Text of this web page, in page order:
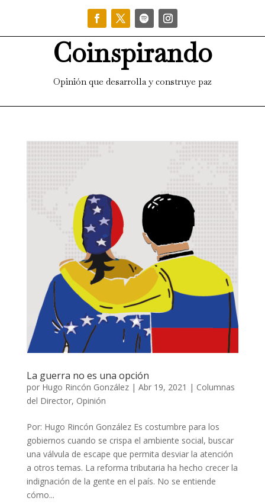
Coinspirando
Opinión que desarrolla y construye paz
La guerra no es una opción
por Hugo Rincón González| Abr 19, 2021 | Columnas
del Director, Opinión
Por: Hugo Rincón González Es costumbre para los
gobiernos cuando se crispa el ambiente social, buscar
una válvula de escape que permita desviar la atención
a otros temas. La reforma tributaria ha hecho crecer la
indignación de la gente en el país. No se entiende
cómo...